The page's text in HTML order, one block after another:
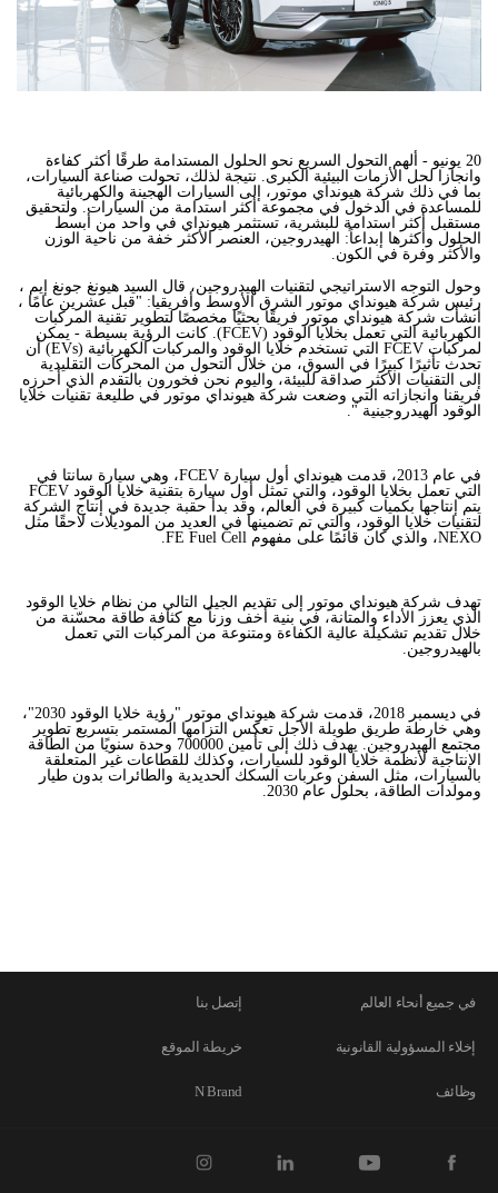
20 يونيو -
ألهم التحول السريع نحو الحلول المستدامة طرقًا أكثر كفاءة
وانجازا لحل الأزمات البيئية الكبرى. نتيجة لذلك، تحولت صناعة السيارات،
بما في ذلك شركة هيونداي موتور، إلى السيارات الهجينة والكهربائية
للمساعدة في الدخول في مجموعة أكثر استدامة من السيارات. ولتحقيق
مستقبل أكثر استدامة للبشرية، تستثمر هيونداي في واحد من أبسط
الحلول وأكثرها إبداعاً: الهيدروجين، العنصر الأكثر خفة من ناحية الوزن
والأكثر وفرة في الكون.
وحول التوجه الاستراتيجي لتقنيات الهيدروجين، قال السيد هيونغ جونغ إيم ،
رئيس شركة هيونداي موتور الشرق الأوسط وأفريقيا: "قبل عشرين عامًا ،
أنشأت شركة هيونداي موتور فريقًا بحثيًا مخصصًا لتطوير تقنية المركبات
الكهربائية التي تعمل بخلايا الوقود ( FCEV). كانت الرؤية بسيطة - يمكن
لمركبات FCEVالتي تستخدم خلايا الوقود والمركبات الكهربائية ( EVs) أن
تحدث تأثيرًا كبيرًا في السوق، من خلال التحول من المحركات التقليدية
إلى التقنيات الأكثر صداقة للبيئة، واليوم نحن فخورون بالتقدم الذي أحرزه
فريقنا وانجازاته التي وضعت شركة هيونداي موتور في طليعة تقنيات خلايا
الوقود الهيدروجينية ".
في عام 2013، قدمت هيونداي أول سيارة FCEV، وهي سيارة سانتا في
التي تعمل بخلايا الوقود، والتي تمثل أول سيارة بتقنية خلايا الوقود FCEV
يتم إنتاجها بكميات كبيرة في العالم، وقد بدأ حقبة جديدة في إنتاج الشركة
لتقنيات خلايا الوقود، والتي تم تضمينها في العديد من الموديلات لاحقًا مثل
NEXO، والذي كان قائمًا على مفهوم FE Fuel Cell
.
تهدف شركة هيونداي موتور إلى تقديم الجيل التالي من نظام خلايا الوقود
الذي يعزز الأداء والمتانة، في بنية أخف وزناً مع كثافة طاقة محسّنة من
خلال تقديم تشكيلة عالية الكفاءة ومتنوعة من المركبات التي تعمل
بالهيدروجين.
في ديسمبر 2018، قدمت شركة هيونداي موتور "رؤية خلايا الوقود 2030"،
وهي خارطة طريق طويلة الأجل تعكس التزامها المستمر بتسريع تطوير
مجتمع الهيدروجين. يهدف ذلك إلى تأمين 700000 وحدة سنويًا من الطاقة
الإنتاجية لأنظمة خلايا الوقود للسيارات، وكذلك للقطاعات غير المتعلقة
بالسيارات، مثل السفن وعربات السكك الحديدية والطائرات بدون طيار
ومولدات الطاقة، بحلول عام 2030.
في جميع أنحاء العالم إتصل بنا
إخلاء المسؤولية القانونية خريطة الموقع
وظائف N Brand